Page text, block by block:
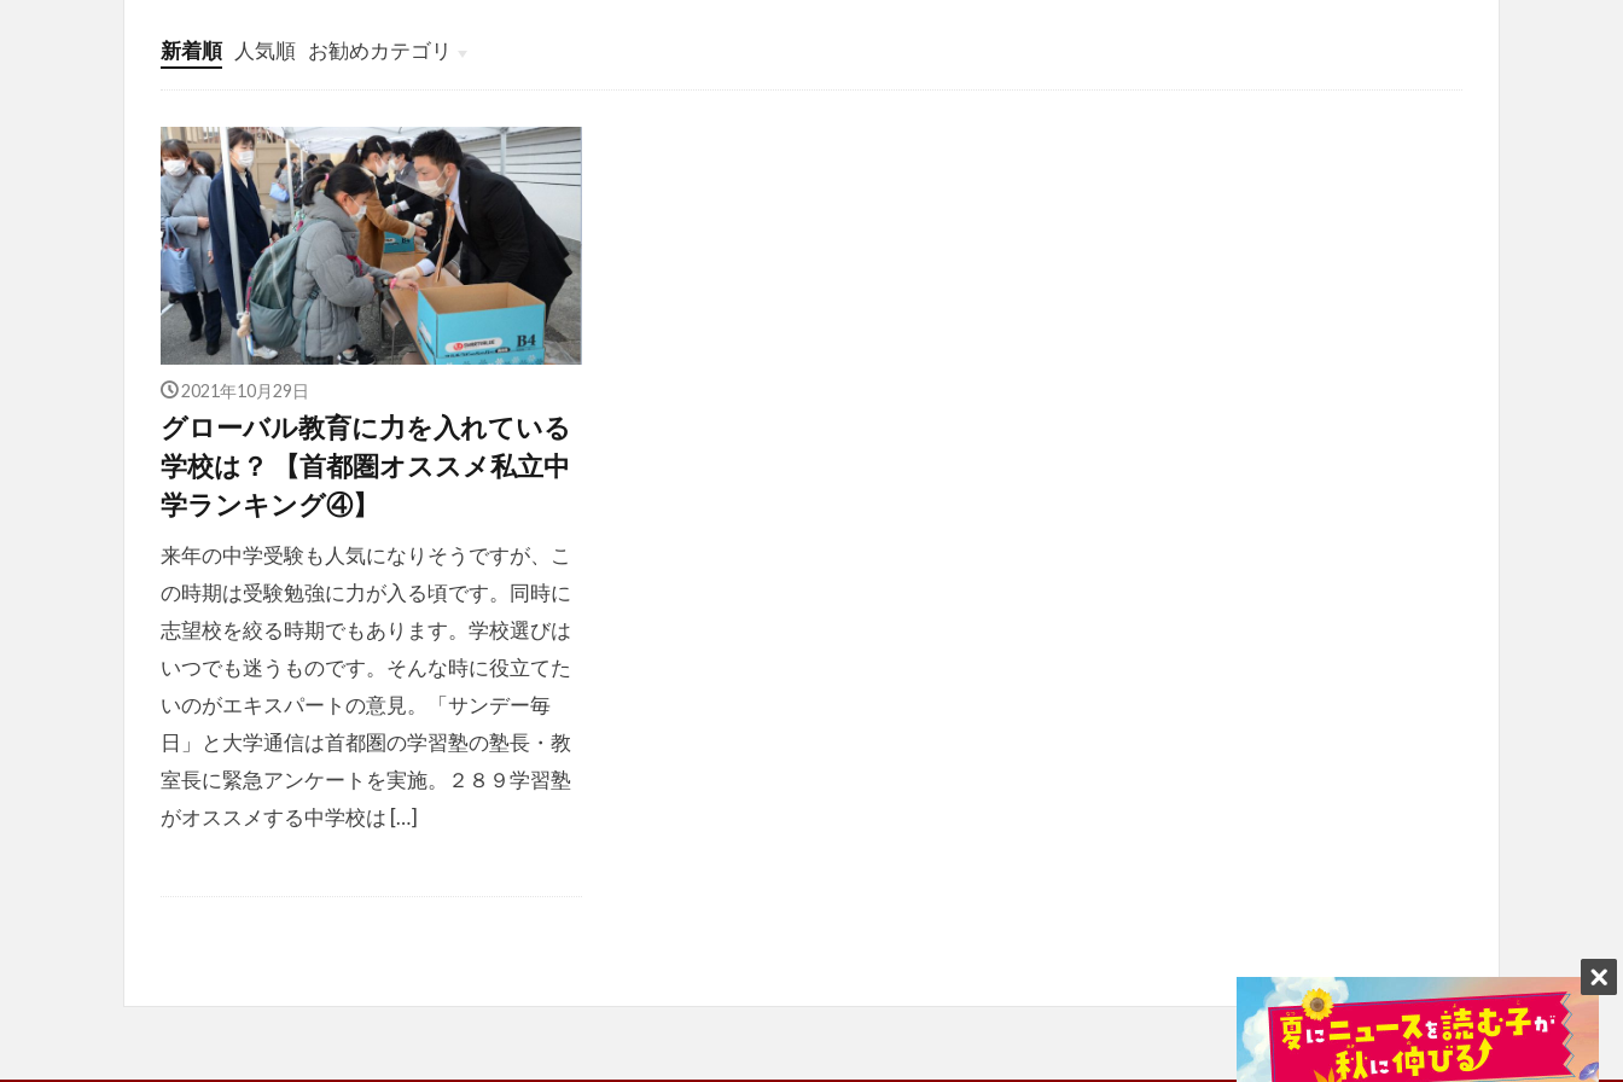
新着順 人気順 お勧めカテゴリ
投稿
学び
マンガ
電子書籍
2021年10月29日
グローバル教育に力を入れている
学校は？ 【首都圏オススメ私立中
学ランキング④】
来年の中学受験も人気になりそうですが、こ
の時期は受験勉強に力が入る頃です。同時に
志望校を絞る時期でもあります。学校選びは
いつでも迷うものです。そんな時に役立てた
いのがエキスパートの意見。「サンデー毎
日」と大学通信は首都圏の学習塾の塾長・教
室長に緊急アンケートを実施。２８９学習塾
がオススメする中学校は […]